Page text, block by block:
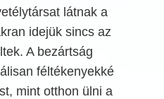
látnak a
idejük sincs az
A bezártság
féltékenyekké
mint otthon ülni a